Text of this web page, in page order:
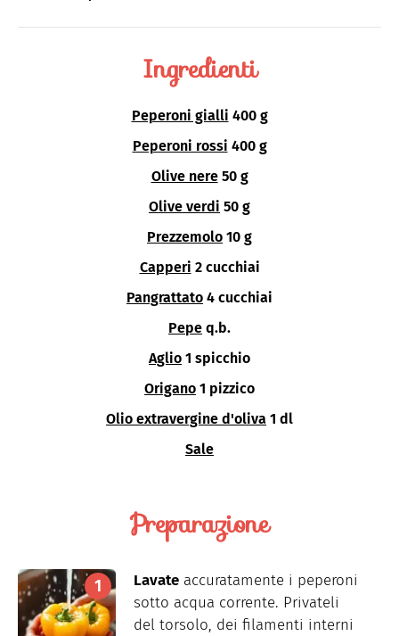
Ingredienti
Peperoni gialli 400 g
Peperoni rossi 400 g
Olive nere 50 g
Olive verdi 50 g
Prezzemolo 10 g
Capperi 2 cucchiai
Pangrattato 4 cucchiai
Pepe q.b.
Aglio 1 spicchio
Origano 1 pizzico
Olio extravergine d'oliva 1 dl
Sale
Preparazione
Lavate accuratamente i peperoni
sotto acqua corrente. Privateli
del torsolo, dei filamenti interni